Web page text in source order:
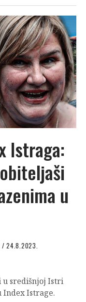
Istraga:
u
/ 24.8.2023.
u središnjoj Istri
Index Istrage.